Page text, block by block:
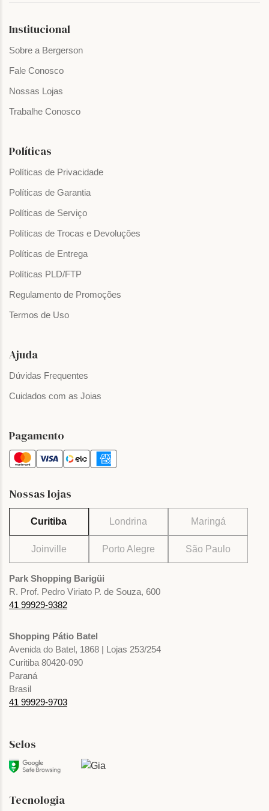
Institucional
Sobre a Bergerson
Fale Conosco
Nossas Lojas
Trabalhe Conosco
Políticas
Políticas de Privacidade
Políticas de Garantia
Políticas de Serviço
Políticas de Trocas e Devoluções
Políticas de Entrega
Políticas PLD/FTP
Regulamento de Promoções
Termos de Uso
Ajuda
Dúvidas Frequentes
Cuidados com as Joias
Pagamento
Nossas lojas
Curitiba Londrina Maringá
Joinville Porto Alegre São Paulo
Park Shopping Barigüi
R. Prof. Pedro Viriato P. de Souza, 600
41 99929-9382
Shopping Pátio Batel
Avenida do Batel, 1868 | Lojas 253/254
Curitiba 80420-090
Paraná
Brasil
41 99929-9703
Selos
Tecnologia